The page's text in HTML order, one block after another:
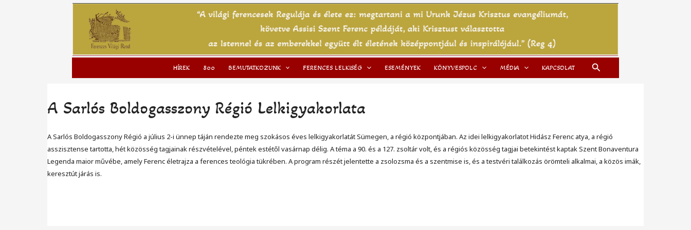
HÍREK 800 BEMUTATKOZUNK FERENCES LELKISÉG ESEMÉNYEK KÖNYVESPOLC MÉDIA KAPCSOLAT Search
A Sarlós Boldogasszony Régió Lelkigyakorlata
A Sarlós Boldogasszony Régió a július 2-i ünnep táján rendezte meg szokásos éves lelkigyakorlatát Sümegen, a régió központjában. Az idei lelkigyakorlatot Hidász Ferenc atya, a régió
asszisztense tartotta, hét közösség tagjainak részvételével, péntek estétől vasárnap délig. A téma a 90. és a 127. zsoltár volt, és a régiós közösség tagjai betekintést kaptak Szent Bonaventura
Legenda maior művébe, amely Ferenc életrajza a ferences teológia tükrében. A program részét jelentette a zsolozsma és a szentmise is, és a testvéri találkozás örömteli alkalmai, a közös imák,
keresztút járás is.